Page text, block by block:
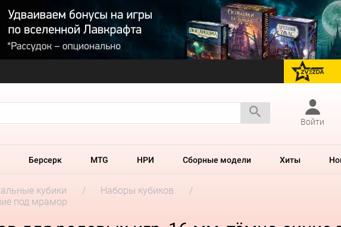
перейти на
Войти
Берсерк MTG НРИ Сборные модели Хиты
кубики
Наборы кубиков
под мрамор